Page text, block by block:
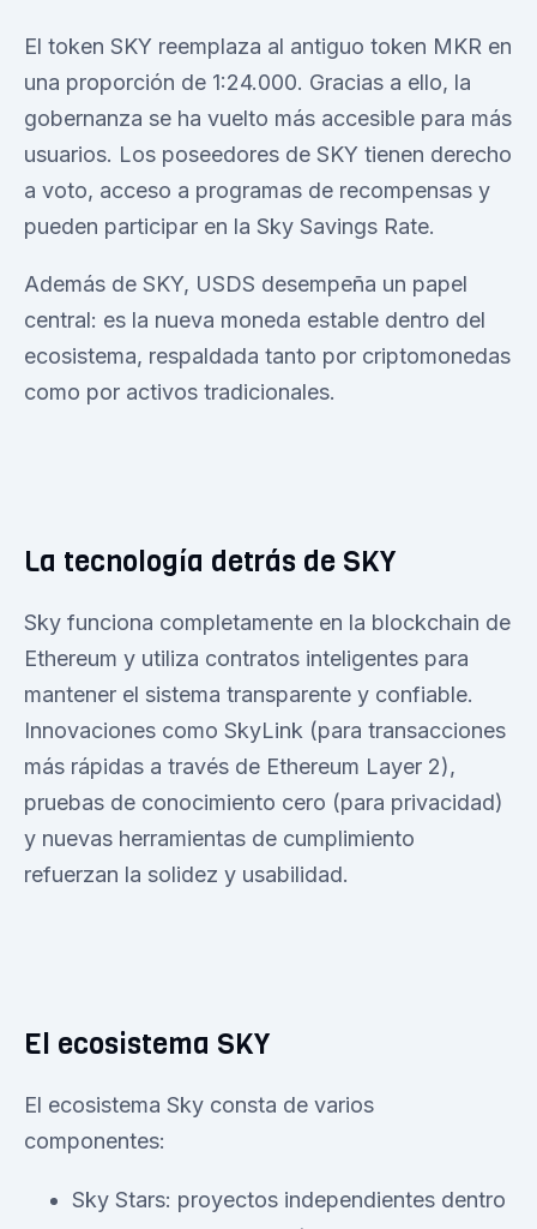
El token SKY reemplaza al antiguo token MKR en
una proporción de 1:24.000. Gracias a ello, la
gobernanza se ha vuelto más accesible para más
usuarios. Los poseedores de SKY tienen derecho
a voto, acceso a programas de recompensas y
pueden participar en la Sky Savings Rate.
Además de SKY, USDS desempeña un papel
central: es la nueva moneda estable dentro del
ecosistema, respaldada tanto por criptomonedas
como por activos tradicionales.
La tecnología detrás de SKY
Sky funciona completamente en la blockchain de
Ethereum y utiliza contratos inteligentes para
mantener el sistema transparente y confiable.
Innovaciones como SkyLink (para transacciones
más rápidas a través de Ethereum Layer 2),
pruebas de conocimiento cero (para privacidad)
y nuevas herramientas de cumplimiento
refuerzan la solidez y usabilidad.
El ecosistema SKY
El ecosistema Sky consta de varios
componentes:
Sky Stars: proyectos independientes dentro